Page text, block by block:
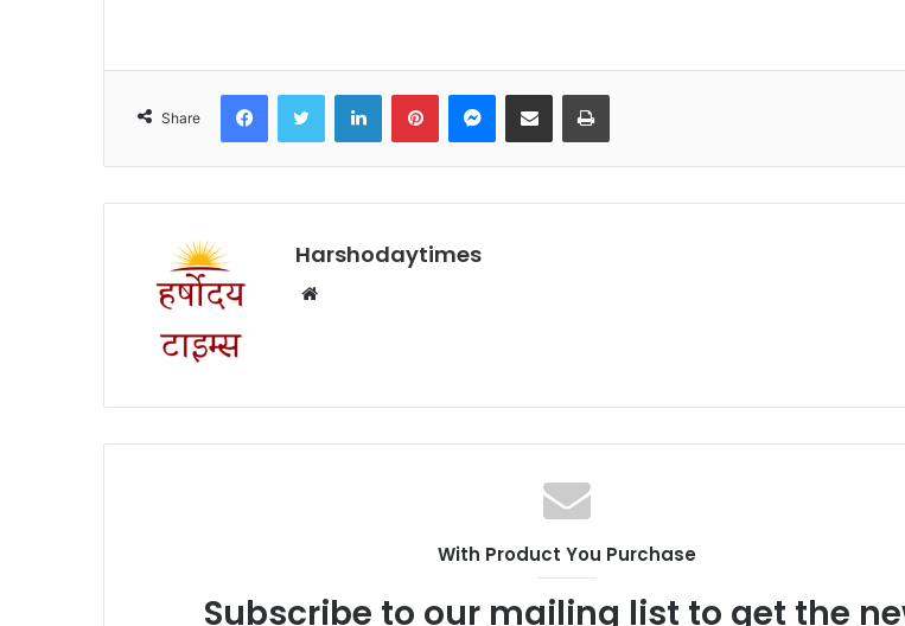
Share
FacebookTwitter LinkedInPinterestMessenger
Share via Email Print
Harshodaytimes
Website
With Product You Purchase
Subscribe to our mailing list to get the